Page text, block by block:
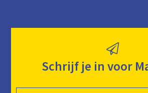
Schrijf je in voor